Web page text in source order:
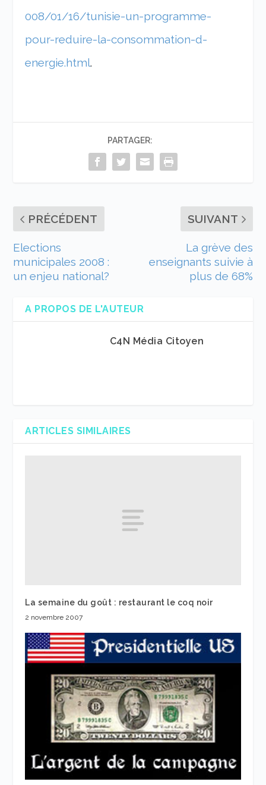
008/01/16/tunisie-un-programme-
pour-reduire-la-consommation-d-
energie.html.
PARTAGER:
PRÉCÉDENT
Elections
municipales 2008 :
un enjeu national?
SUIVANT
La grève des
enseignants suivie à
plus de 68%
A PROPOS DE L'AUTEUR
C4N Média Citoyen
ARTICLES SIMILAIRES
La semaine du goût : restaurant le coq noir
2 novembre 2007